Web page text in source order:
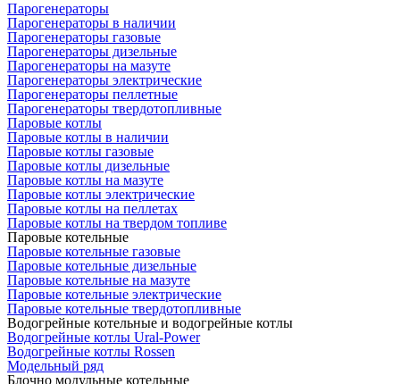
Парогенераторы
Парогенераторы в наличии
Парогенераторы газовые
Парогенераторы дизельные
Парогенераторы на мазуте
Парогенераторы электрические
Парогенераторы пеллетные
Парогенераторы твердотопливные
Паровые котлы
Паровые котлы в наличии
Паровые котлы газовые
Паровые котлы дизельные
Паровые котлы на мазуте
Паровые котлы электрические
Паровые котлы на пеллетах
Паровые котлы на твердом топливе
Паровые котельные
Паровые котельные газовые
Паровые котельные дизельные
Паровые котельные на мазуте
Паровые котельные электрические
Паровые котельные твердотопливные
Водогрейные котельные и водогрейные котлы
Водогрейные котлы Ural-Power
Водогрейные котлы Rossen
Модельный ряд
Блочно модульные котельные